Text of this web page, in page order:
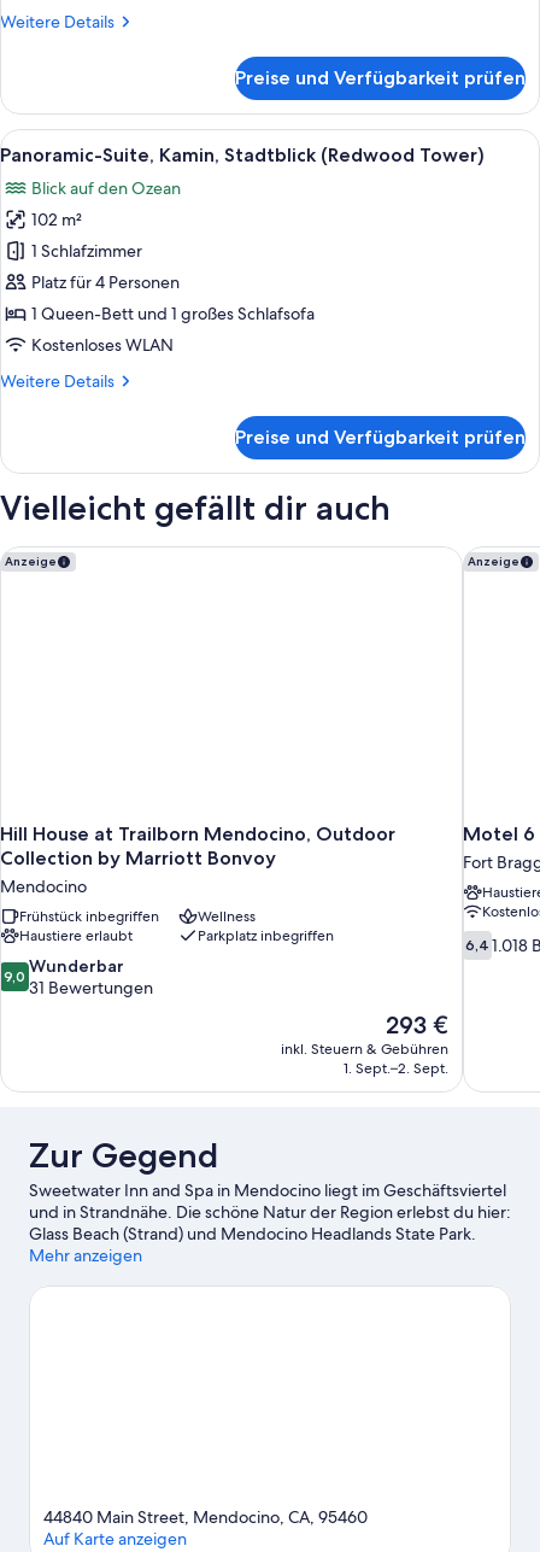
Cottage)
Weitere Details
Weitere
Cottage,
Private
Hot
(Garden
Cottage)
Preise und Verfügbarkeit prüfen
Alle
Fotos
für
Panoramic-
Suite,
Kamin,
Stadtblick
(Redwood
anzeigen
Ein Wohnzimmer mit einem
8
Panoramic-Suite, Kamin, Stadtblick (Redwood Tower)
Blick auf den Ozean
102 m²
1 Schlafzimmer
Platz für 4 Personen
1 Queen-Bett und 1 großes Schlafsofa
Kostenloses WLAN
Weitere Details
Weitere
Suite,
Stadtblick
Tower)
Preise und Verfügbarkeit prüfen
Vielleicht gefällt dir auch
Anzeige
Hill House at Trailborn Mendocino, Outdoor
Collection by Marriott Bonvoy
Mendocino
Frühstück inbegriffen
Wellness
Haustiere erlaubt
Parkplatz inbegriffen
9.0
von
Bewertungen
9,0 Wunderbar
31 Bewertungen
Der
Preis
beträgt
293 €
inkl. Steuern & Gebühren
1. Sept.–2. Sept.
Hill House at Trailborn Mendocino, Outdoor Collection by
Anzeige
Motel 6
Fort
6.4
von
6,4 1.018
Motel 6
Zur Gegend
Sweetwater Inn and Spa in Mendocino liegt im Geschäftsviertel
und in Strandnähe. Die schöne Natur der Region erlebst du hier:
Glass Beach (Strand) und Mendocino Headlands State Park.
Wenn du dagegen eher kulturell interessiert bist, ist Folgendes
Center and Museum. Ebenfalls einen Besuch wert sind diese
Mehr anzeigen
44840 Main Street, Mendocino, CA, 95460
Auf Karte anzeigen